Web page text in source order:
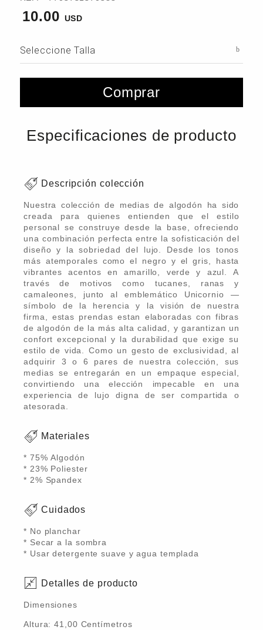
10.00
Seleccione Talla
Comprar
Especificaciones de producto
Descripción colección
Nuestra colección de medias de algodón ha sido
creada para quienes entienden que el estilo
personal se construye desde la base, ofreciendo
una combinación perfecta entre la sofisticación del
diseño y la sobriedad del lujo. Desde los tonos
más atemporales como el negro y el gris, hasta
vibrantes acentos en amarillo, verde y azul. A
través de motivos como tucanes, ranas y
camaleones, junto al emblemático Unicornio —
símbolo de la herencia y la visión de nuestra
firma, estas prendas estan elaboradas con fibras
de algodón de la más alta calidad, y garantizan un
confort excepcional y la durabilidad que exige su
estilo de vida. Como un gesto de exclusividad, al
adquirir 3 o 6 pares de nuestra colección, sus
medias se entregarán en un empaque especial,
convirtiendo una elección impecable en una
experiencia de lujo digna de ser compartida o
atesorada.
Materiales
* 75% Algodón
* 23% Poliester
* 2% Spandex
Cuidados
* No planchar
* Secar a la sombra
* Usar detergente suave y agua templada
Detalles de producto
Dimensiones
Altura:41,00 Centímetros